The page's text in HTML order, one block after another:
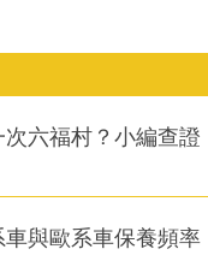
六福村？小編查證
與歐系車保養頻率